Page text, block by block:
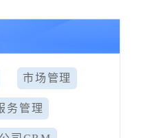
市场管理
务管理